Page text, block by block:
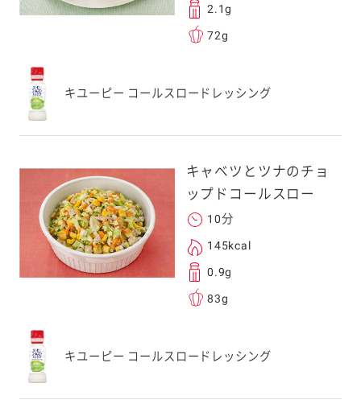
2.1g
72g
キユーピー コールスロードレッシング
キャベツとツナのチョ
ップドコールスロー
10分
145kcal
0.9g
83g
キユーピー コールスロードレッシング